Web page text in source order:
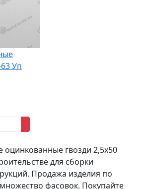
Уп
гвозди 2,5x50
для сборки
Продажа изделия по
фасовок. Покупайте